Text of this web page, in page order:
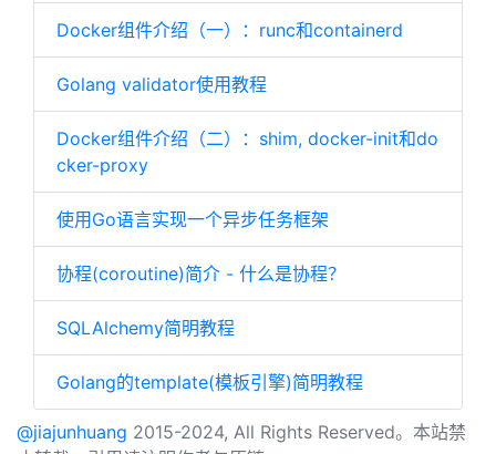
Docker组件介绍（一）：runc和containerd
Golang validator使用教程
Docker组件介绍（二）：shim, docker-init和do
cker-proxy
使用Go语言实现一个异步任务框架
协程(coroutine)简介 - 什么是协程？
SQLAlchemy简明教程
Golang的template(模板引擎)简明教程
@jiajunhuang 2015-2024, All Rights Reserved。本站禁